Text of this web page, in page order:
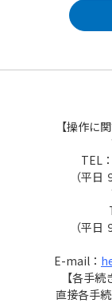
【操作に
TEL
（平日
（平日
E-mail：
【各手
直接各手